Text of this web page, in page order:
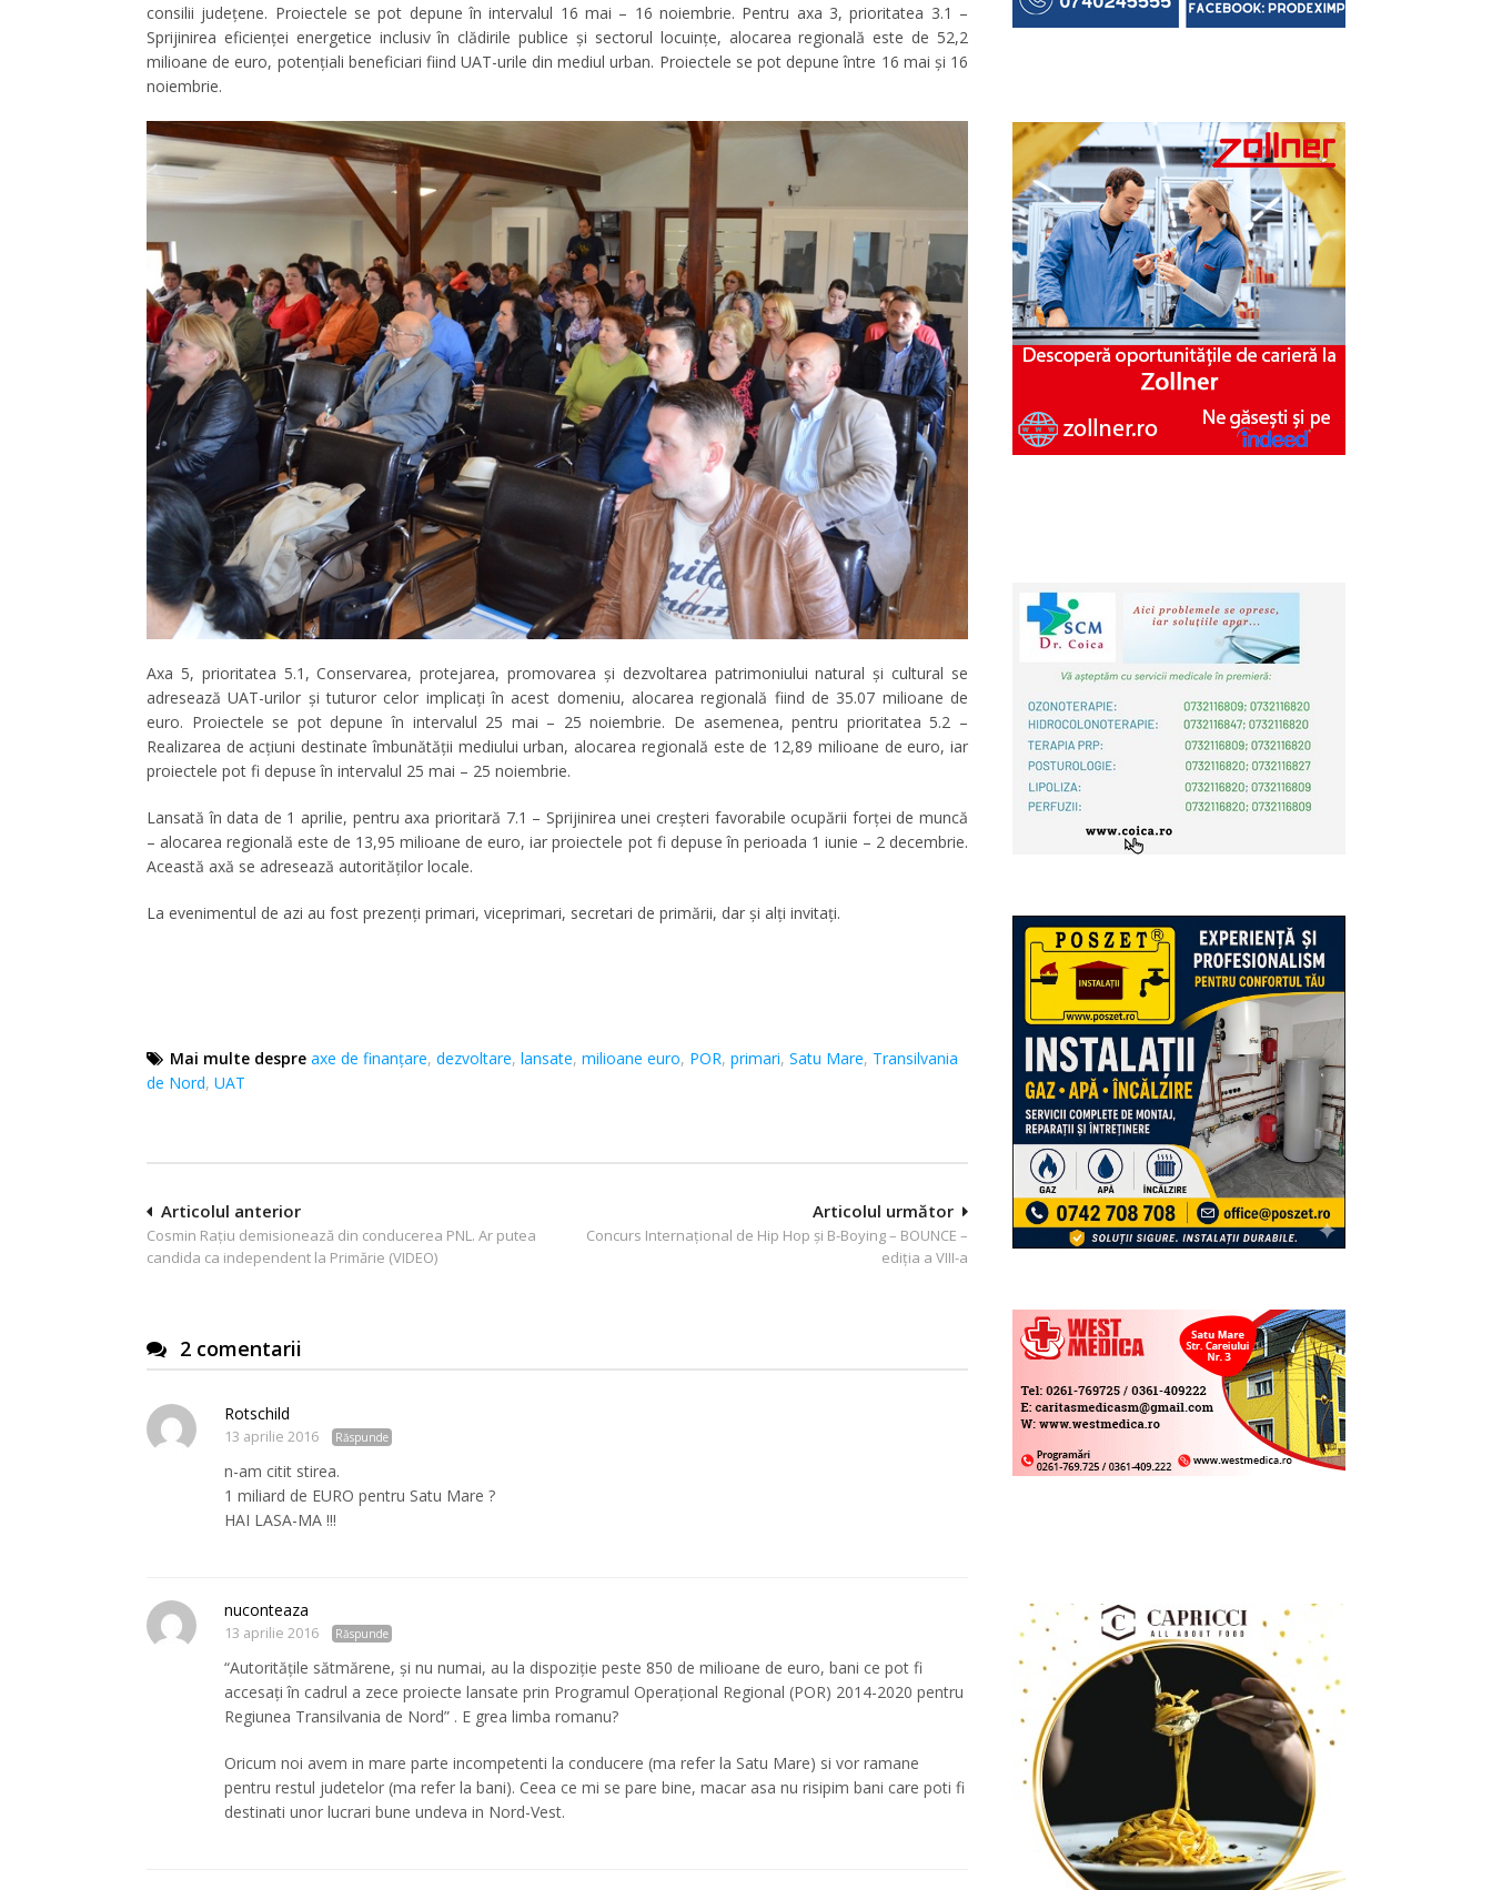
consilii județene. Proiectele se pot depune în intervalul 16 mai – 16 noiembrie. Pentru axa 3, prioritatea 3.1 –
Sprijinirea eficienței energetice inclusiv în clădirile publice și sectorul locuințe, alocarea regională este de 52,2
milioane de euro, potențiali beneficiari fiind UAT-urile din mediul urban. Proiectele se pot depune între 16 mai și 16
noiembrie.
Axa 5, prioritatea 5.1, Conservarea, protejarea, promovarea și dezvoltarea patrimoniului natural și cultural se
adresează UAT-urilor și tuturor celor implicați în acest domeniu, alocarea regională fiind de 35.07 milioane de
euro. Proiectele se pot depune în intervalul 25 mai – 25 noiembrie. De asemenea, pentru prioritatea 5.2 –
Realizarea de acțiuni destinate îmbunătății mediului urban, alocarea regională este de 12,89 milioane de euro, iar
proiectele pot fi depuse în intervalul 25 mai – 25 noiembrie.
Lansată în data de 1 aprilie, pentru axa prioritară 7.1 – Sprijinirea unei creșteri favorabile ocupării forței de muncă
– alocarea regională este de 13,95 milioane de euro, iar proiectele pot fi depuse în perioada 1 iunie – 2 decembrie.
Această axă se adresează autorităților locale.
La evenimentul de azi au fost prezenți primari, viceprimari, secretari de primării, dar și alți invitați.
Mai multe despre axe de finanțare, dezvoltare, lansate, milioane euro, POR, primari, Satu Mare, Transilvania
de Nord, UAT
Navigare
în
Articolul următor
Concurs Internațional de Hip Hop și B-Boying – BOUNCE –
ediția a VIII-a
Articolul anterior
Cosmin Raţiu demisionează din conducerea PNL. Ar putea
candida ca independent la Primărie (VIDEO)
2 comentarii
Rotschild
13 aprilie 2016 Răspunde
n-am citit stirea.
1 miliard de EURO pentru Satu Mare ?
HAI LASA-MA !!!
nuconteaza
13 aprilie 2016 Răspunde
“Autoritățile sătmărene, și nu numai, au la dispoziție peste 850 de milioane de euro, bani ce pot fi
accesați în cadrul a zece proiecte lansate prin Programul Operațional Regional (POR) 2014-2020 pentru
Regiunea Transilvania de Nord” . E grea limba romanu?
Oricum noi avem in mare parte incompetenti la conducere (ma refer la Satu Mare) si vor ramane
pentru restul judetelor (ma refer la bani). Ceea ce mi se pare bine, macar asa nu risipim bani care poti fi
destinati unor lucrari bune undeva in Nord-Vest.